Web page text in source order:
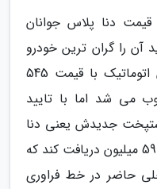
قیمت دنا پلاس جوانان
آن را گران ترین خودرو
داخلی بدانیم. تا امروز دنا پلاس اتوماتیک با قیمت 545
می شد اما با تایید
جدیدش یعنی دنا
پلاس اتوماتیک جوانان می تواند 591 میلیون دریافت کند که
حاضر در خط فراوری